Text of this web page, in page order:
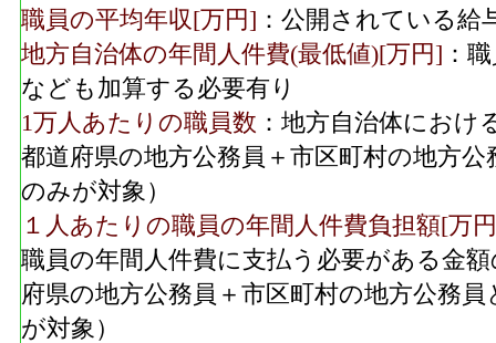
職員の平均年収[万円] ：公開されている
地方自治体の年間人件費(最低値)[万円] ：
なども加算する必要有り
1万人あたりの職員数 ：地方自治体におけ
都道府県の地方公務員＋市区町村の地方
のみが対象）
１人あたりの職員の年間人件費負担額[万
職員の年間人件費に支払う必要がある金
府県の地方公務員＋市区町村の地方公務
が対象）